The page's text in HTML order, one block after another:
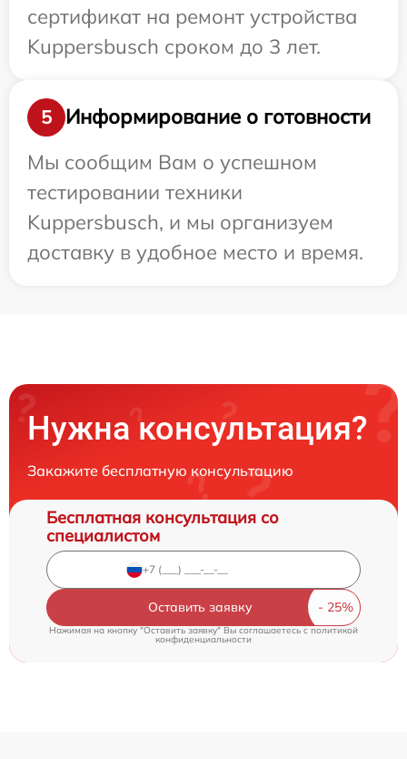
сертификат на ремонт устройства
Kuppersbusch сроком до 3 лет.
5
Информирование о готовности
Мы сообщим Вам о успешном
тестировании техники
Kuppersbusch, и мы организуем
доставку в удобное место и время.
Нужна консультация?
Закажите бесплатную консультацию
Бесплатная консультация со
специалистом
Оставить заявку
Нажимая на кнопку "Оставить заявку" Вы соглашаетесь cполитикой
конфиденциальности